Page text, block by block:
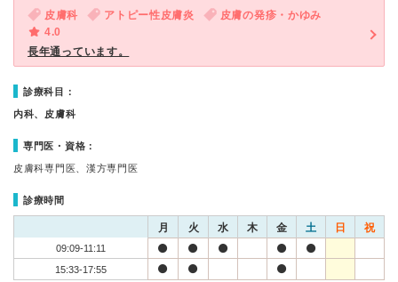
皮膚科 アトピー性皮膚炎
皮膚の発疹・かゆみ
4.0
長年通っています。
診療科目：
内科、皮膚科
専門医・資格：
皮膚科専門医、漢方専門医
診療時間
月 火 水 木 金 土 日 祝
09:09-11:11
15:33-17:55